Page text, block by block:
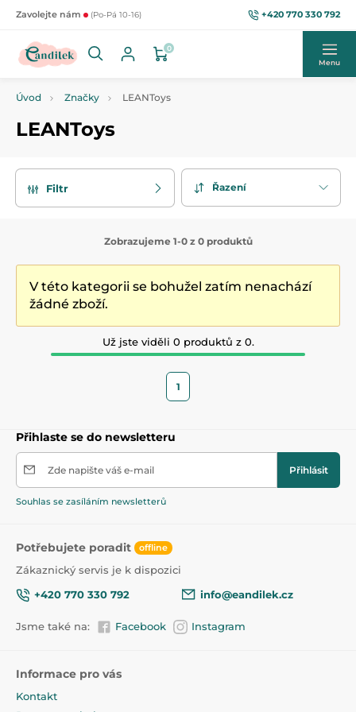
Zavolejte nám (Po-Pá 10-16) +420 770 330 792
0
Menu
Úvod Značky LEANToys
LEANToys
Filtr Řazení
Zobrazujeme 1-0 z 0 produktů
V této kategorii se bohužel zatím nenachází
žádné zboží.
Už jste viděli 0 produktů z 0.
1
Přihlaste se do newsletteru
Zde napište váš e-mail Přihlásit
Souhlas se zasíláním newsletterů
Potřebujete poradit offline
Zákaznický servis je k dispozici
+420 770 330 792
info@eandilek.cz
Jsme také na: Facebook Instagram
Informace pro vás
Kontakt